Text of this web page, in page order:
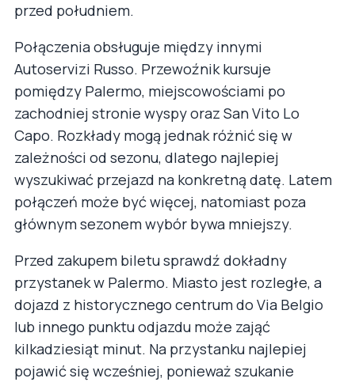
przed południem.
Połączenia obsługuje między innymi
Autoservizi Russo. Przewoźnik kursuje
pomiędzy Palermo, miejscowościami po
zachodniej stronie wyspy oraz San Vito Lo
Capo. Rozkłady mogą jednak różnić się w
zależności od sezonu, dlatego najlepiej
wyszukiwać przejazd na konkretną datę. Latem
połączeń może być więcej, natomiast poza
głównym sezonem wybór bywa mniejszy.
Przed zakupem biletu sprawdź dokładny
przystanek w Palermo. Miasto jest rozległe, a
dojazd z historycznego centrum do Via Belgio
lub innego punktu odjazdu może zająć
kilkadziesiąt minut. Na przystanku najlepiej
pojawić się wcześniej, ponieważ szukanie